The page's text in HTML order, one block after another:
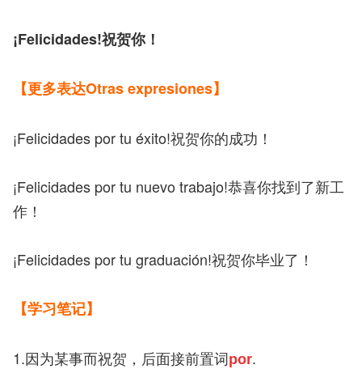
¡Felicidades!祝贺你！
【更多表达Otras expresiones】
¡Felicidades por tu éxito!祝贺你的成功！
¡Felicidades por tu nuevo trabajo!恭喜你找到了新工
作！
¡Felicidades por tu graduación!祝贺你毕业了！
【学习笔记】
1.因为某事而祝贺，后面接前置词por.